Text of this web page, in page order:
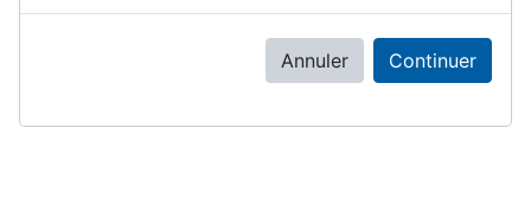
Annuler Continuer